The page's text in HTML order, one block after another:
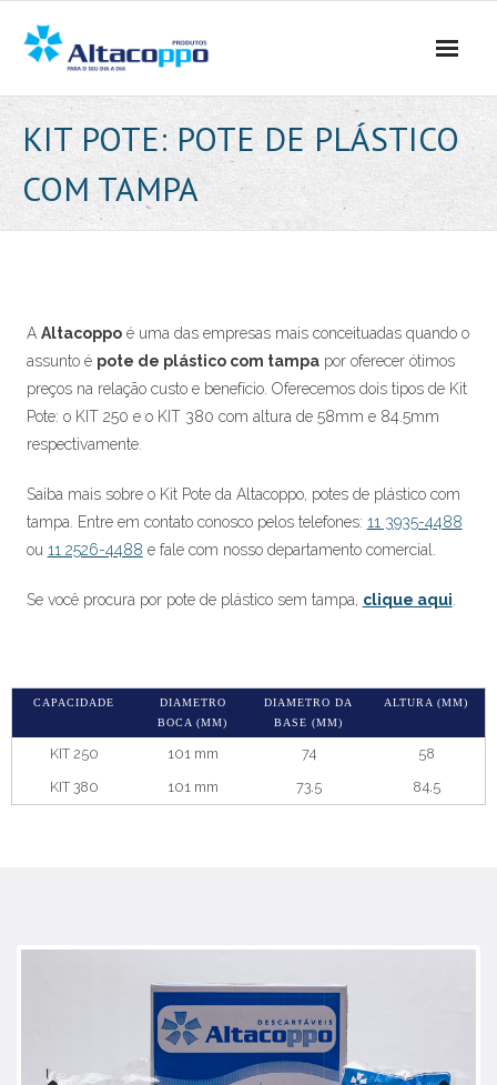
content
KIT POTE: POTE DE PLÁSTICO
COM TAMPA
A Altacoppoé uma das empresas mais conceituadas quando o
assunto é pote de plástico com tampapor oferecer ótimos
preços na relação custo e benefício. Oferecemos dois tipos de Kit
Pote: o KIT 250 e o KIT 380 com altura de 58mm e 84.5mm
respectivamente.
Saiba mais sobre o Kit Pote da Altacoppo, potes de plástico com
tampa. Entre em contato conosco pelos telefones: 11 3935-4488
ou 11 2526-4488 e fale com nosso departamento comercial.
Se você procura por pote de plástico sem tampa, clique aqui
CAPACIDADE
DIAMETRO
BOCA (MM)
DIAMETRO DA
BASE (MM)
ALTURA (MM)
KIT 250 101 mm 74
58
KIT 380
101 mm 73.5 84.5